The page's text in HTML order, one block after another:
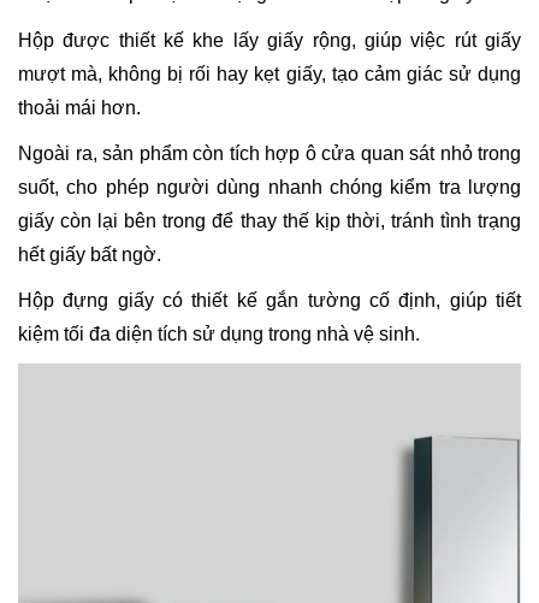
Hộp được thiết kế khe lấy giấy rộng, giúp việc rút giấy
mượt mà, không bị rối hay kẹt giấy, tạo cảm giác sử dụng
thoải mái hơn.
Ngoài ra, sản phẩm còn tích hợp ô cửa quan sát nhỏ trong
suốt, cho phép người dùng nhanh chóng kiểm tra lượng
giấy còn lại bên trong để thay thế kịp thời, tránh tình trạng
hết giấy bất ngờ.
Hộp đựng giấy có thiết kế gắn tường cố định, giúp tiết
kiệm tối đa diện tích sử dụng trong nhà vệ sinh.